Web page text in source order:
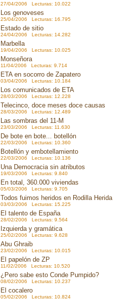
27/04/2006 Lecturas: 10.022
Los genoveses
25/04/2006 Lecturas: 16.795
Estado de sitio
24/04/2006 Lecturas: 14.282
Marbella
19/04/2006 Lecturas: 10.025
Monseñora
11/04/2006 Lecturas: 9.714
ETA en socorro de Zapatero
03/04/2006 Lecturas: 10.184
Los comunicados de ETA
28/03/2006 Lecturas: 12.228
Telecinco, doce meses doce causas
28/03/2006 Lecturas: 12.489
Las sombras del 11-M
23/03/2006 Lecturas: 11.630
De bote en bote... botellón
22/03/2006 Lecturas: 10.360
Botellón y embotellamiento
22/03/2006 Lecturas: 10.136
Una Democracia sin atributos
19/03/2006 Lecturas: 9.840
En total, 360.000 viviendas
05/03/2006 Lecturas: 9.705
Todos fuimos heridos en Rodilla Herida
03/03/2006 Lecturas: 15.225
El talento de España
28/02/2006 Lecturas: 9.564
Izquierda y gramática
25/02/2006 Lecturas: 9.628
Abu Ghraib
23/02/2006 Lecturas: 10.015
El papelón de ZP
11/02/2006 Lecturas: 10.520
¿Pero sabe esto Conde Pumpido?
08/02/2006 Lecturas: 10.237
El cocalero
05/02/2006 Lecturas: 10.824